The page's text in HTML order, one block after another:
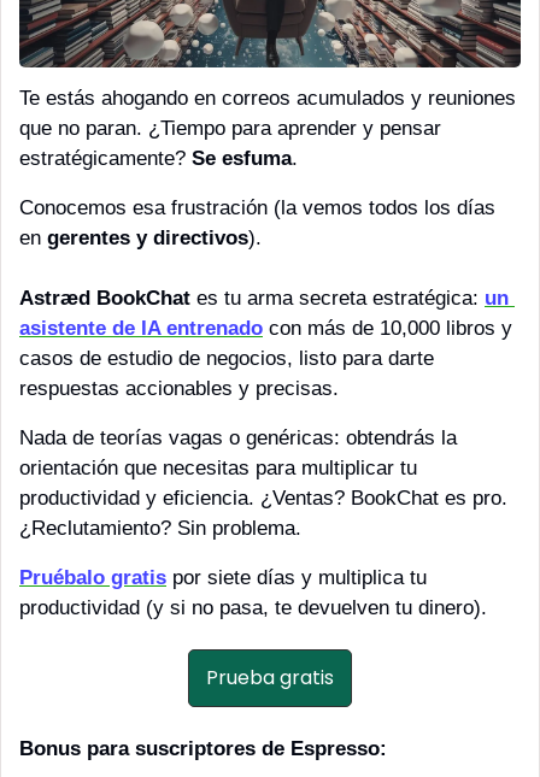
Te estás ahogando en correos acumulados y reuniones
que no paran. ¿Tiempo para aprender y pensar
estratégicamente? Se esfuma.
Conocemos esa frustración (la vemos todos los días
en gerentes y directivos).
Astræd BookChat es tu arma secreta estratégica: un
asistente de IA entrenado con más de 10,000 libros y
casos de estudio de negocios, listo para darte
respuestas accionables y precisas.
Nada de teorías vagas o genéricas: obtendrás la
orientación que necesitas para multiplicar tu
productividad y eficiencia. ¿Ventas? BookChat es pro.
¿Reclutamiento? Sin problema.
Pruébalo gratis por siete días y multiplica tu
productividad (y si no pasa, te devuelven tu dinero).
Prueba gratis
Bonus para suscriptores de Espresso: